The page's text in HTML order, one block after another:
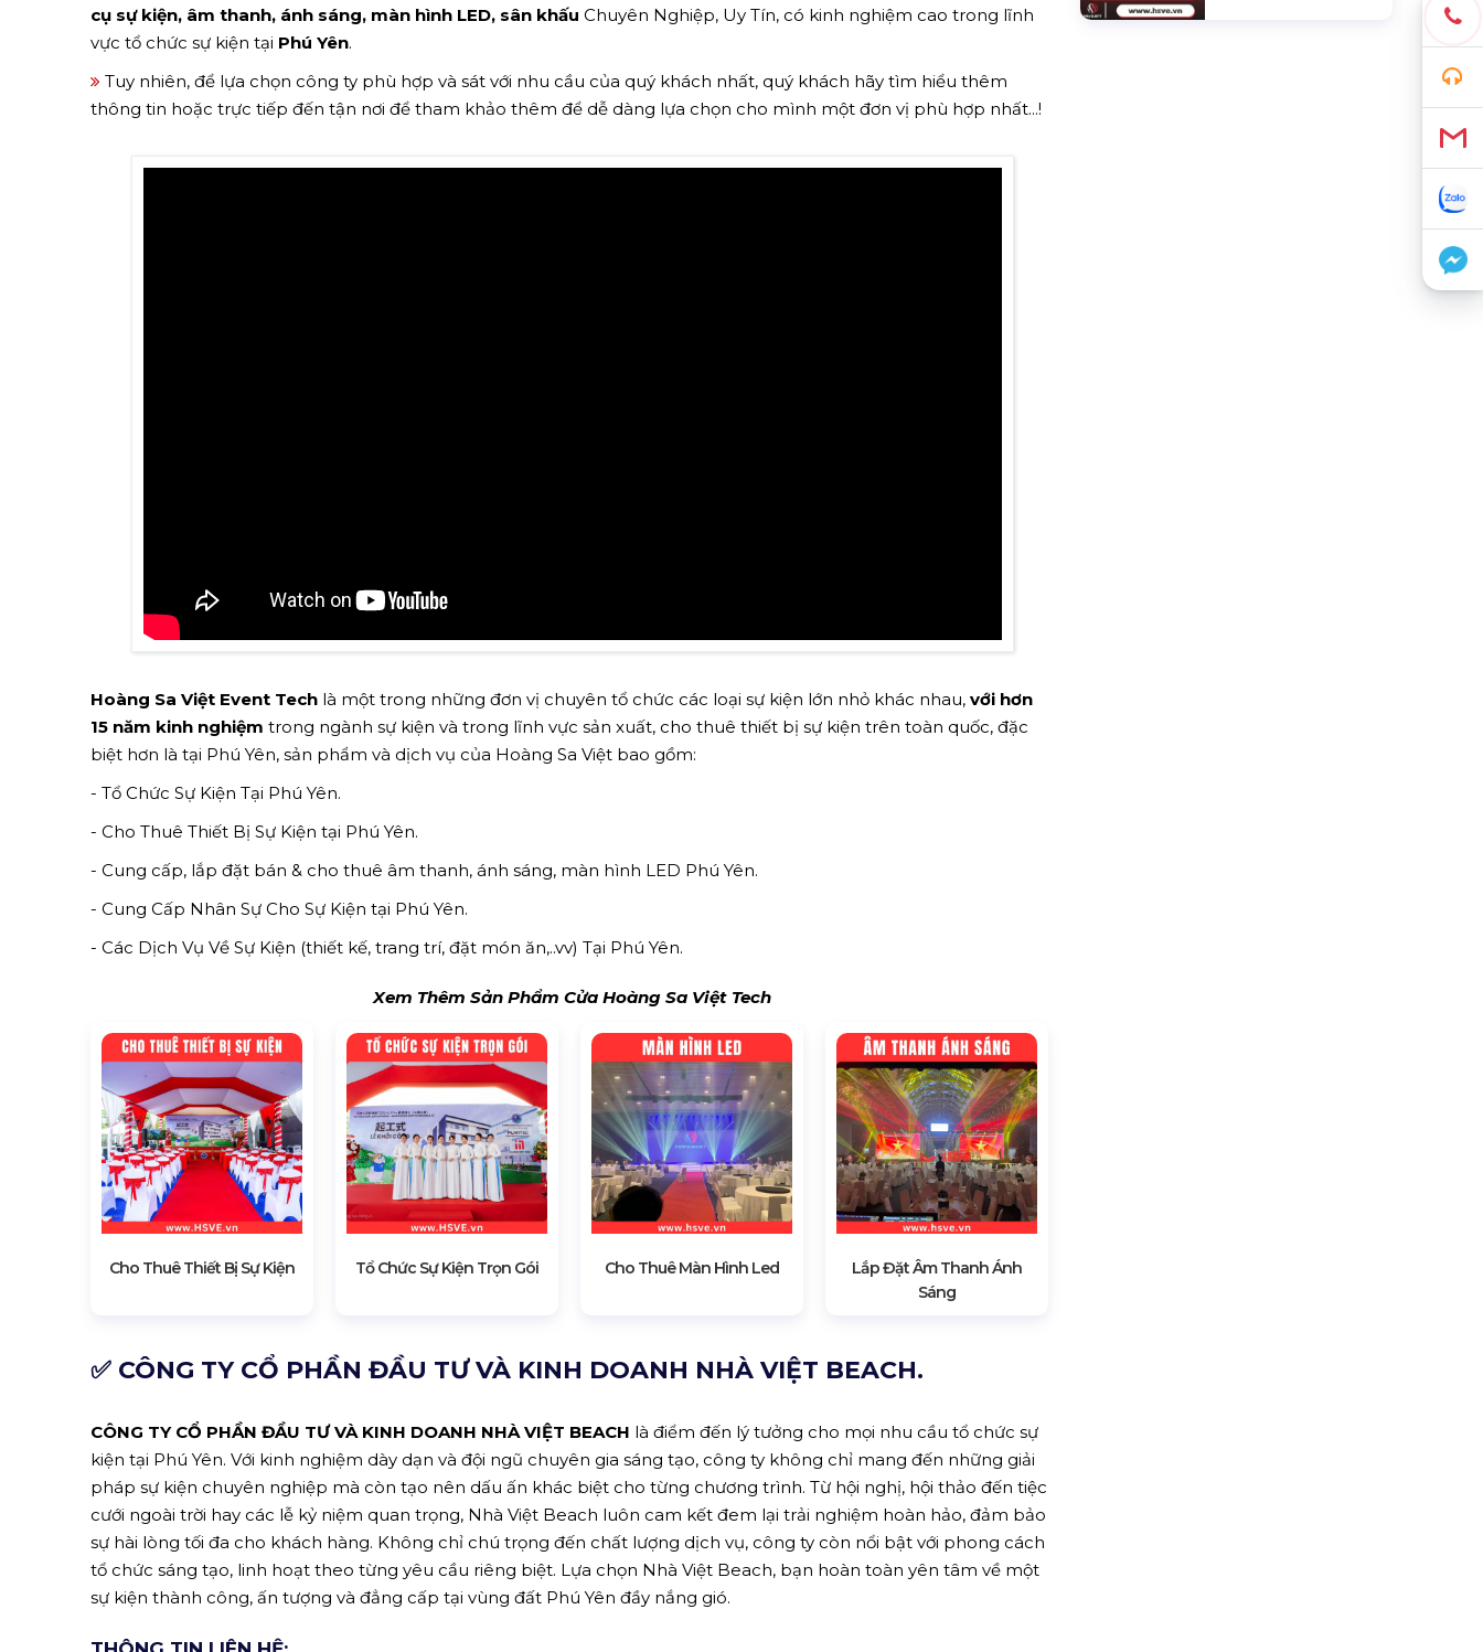
cụ sự kiện, âm thanh, ánh sáng, màn hình LED, sân khấu Chuyên Nghiệp, Uy Tín, có kinh nghiệm cao trong lĩnh
vực tổ chức sự kiện tại Phú Yên.
Tuy nhiên, để lựa chọn công ty phù hợp và sát với nhu cầu của quý khách nhất, quý khách hãy tìm hiểu thêm
thông tin hoặc trực tiếp đến tận nơi để tham khảo thêm để dễ dàng lựa chọn cho mình một đơn vị phù hợp nhất...!
Hoàng Sa Việt Event Tech là một trong những đơn vị chuyên tổ chức các loại sự kiện lớn nhỏ khác nhau, với hơn
15 năm kinh nghiệm trong ngành sự kiện và trong lĩnh vực sản xuất, cho thuê thiết bị sự kiện trên toàn quốc, đặc
biệt hơn là tại Phú Yên, sản phẩm và dịch vụ của Hoàng Sa Việt bao gồm:
- Tổ Chức Sự Kiện Tại Phú Yên.
- Cho Thuê Thiết Bị Sự Kiện tại Phú Yên.
- Cung cấp, lắp đặt bán & cho thuê âm thanh, ánh sáng, màn hình LED Phú Yên.
- Cung Cấp Nhân Sự Cho Sự Kiện tại Phú Yên.
- Các Dịch Vụ Về Sự Kiện (thiết kế, trang trí, đặt món ăn,..vv) Tại Phú Yên.
Xem Thêm Sản Phẩm Cửa Hoàng Sa Việt Tech
Cho Thuê Thiết Bị Sự Kiện Tổ Chức Sự Kiện Trọn Gói Cho Thuê Màn Hình Led
Lắp Đặt Âm Thanh Ánh
Sáng
✅ CÔNG TY CỔ PHẦN ĐẦU TƯ VÀ KINH DOANH NHÀ VIỆT BEACH.
CÔNG TY CỔ PHẦN ĐẦU TƯ VÀ KINH DOANH NHÀ VIỆT BEACH là điểm đến lý tưởng cho mọi nhu cầu tổ chức sự
kiện tại Phú Yên. Với kinh nghiệm dày dạn và đội ngũ chuyên gia sáng tạo, công ty không chỉ mang đến những giải
pháp sự kiện chuyên nghiệp mà còn tạo nên dấu ấn khác biệt cho từng chương trình. Từ hội nghị, hội thảo đến tiệc
cưới ngoài trời hay các lễ kỷ niệm quan trọng, Nhà Việt Beach luôn cam kết đem lại trải nghiệm hoàn hảo, đảm bảo
sự hài lòng tối đa cho khách hàng. Không chỉ chú trọng đến chất lượng dịch vụ, công ty còn nổi bật với phong cách
tổ chức sáng tạo, linh hoạt theo từng yêu cầu riêng biệt. Lựa chọn Nhà Việt Beach, bạn hoàn toàn yên tâm về một
sự kiện thành công, ấn tượng và đẳng cấp tại vùng đất Phú Yên đầy nắng gió.